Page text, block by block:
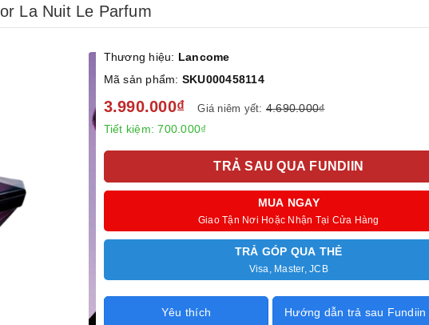
La Nuit Le Parfum
Thương hiệu: Lancome
Mã sản phẩm: SKU000458114
3.990.000₫ Giá niêm yết: 4.690.000₫
Tiết kiệm:700.000₫
TRẢ SAU QUA FUNDIIN
MUA NGAY
Giao Tận Nơi Hoặc Nhận Tại Cửa Hàng
TRẢ GÓP QUA THẺ
Visa, Master, JCB
Yêu thích Hướng dẫn trả sau Fundiin